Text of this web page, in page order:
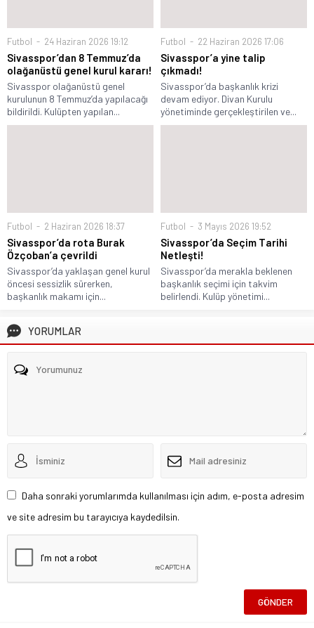
Futbol 24 Haziran 2026 19:12
Sivasspor’dan 8 Temmuz’da
olağanüstü genel kurul kararı!
Sivasspor olağanüstü genel
kurulunun 8 Temmuz’da yapılacağı
bildirildi. Kulüpten yapılan...
Futbol 22 Haziran 2026 17:06
Sivasspor’a yine talip
çıkmadı!
Sivasspor’da başkanlık krizi
devam ediyor. Divan Kurulu
yönetiminde gerçekleştirilen ve...
Futbol 2 Haziran 2026 18:37
Sivasspor’da rota Burak
Özçoban’a çevrildi
Sivasspor’da yaklaşan genel kurul
öncesi sessizlik sürerken,
başkanlık makamı için...
Futbol 3 Mayıs 2026 19:52
Sivasspor’da Seçim Tarihi
Netleşti!
Sivasspor’da merakla beklenen
başkanlık seçimi için takvim
belirlendi. Kulüp yönetimi...
YORUMLAR
Daha sonraki yorumlarımda kullanılması için adım, e-posta adresim
ve site adresim bu tarayıcıya kaydedilsin.